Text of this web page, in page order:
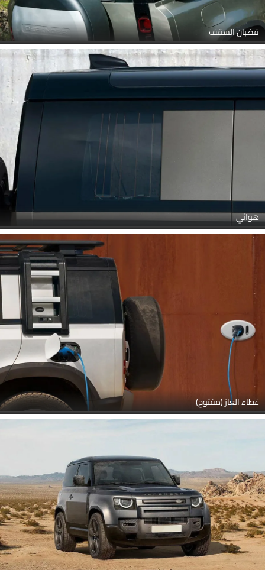
قضبان السقف
هوائي
غطاء الغاز (مفتوح)